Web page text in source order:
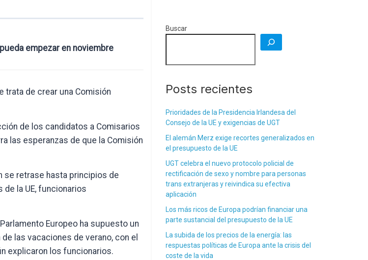
empezar en noviembre
trata de crear una Comisión
de los candidatos a Comisarios
las esperanzas de que la Comisión
se retrase hasta principios de
de la UE, funcionarios
Europeo ha supuesto un
las vacaciones de verano, con el
explicaron los funcionarios.
Buscar
Posts recientes
Prioridades de la Presidencia Irlandesa del
Consejo de la UE y exigencias de UGT
El alemán Merz exige recortes generalizados en
el presupuesto de la UE
UGT celebra el nuevo protocolo policial de
rectificación de sexo y nombre para personas
trans extranjeras y reivindica su efectiva
aplicación
Los más ricos de Europa podrían financiar una
parte sustancial del presupuesto de la UE
La subida de los precios de la energía: las
respuestas políticas de Europa ante la crisis del
coste de la vida